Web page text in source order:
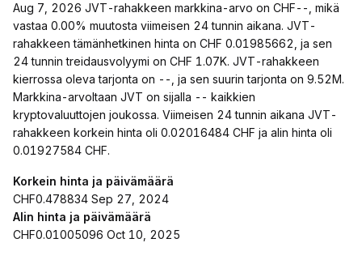
Aug 7, 2026 JVT-rahakkeen markkina-arvo on CHF--, mikä
vastaa 0.00% muutosta viimeisen 24 tunnin aikana. JVT-
rahakkeen tämänhetkinen hinta on CHF 0.01985662, ja sen
24 tunnin treidausvolyymi on CHF 1.07K. JVT-rahakkeen
kierrossa oleva tarjonta on --, ja sen suurin tarjonta on 9.52M.
Markkina-arvoltaan JVT on sijalla -- kaikkien
kryptovaluuttojen joukossa. Viimeisen 24 tunnin aikana JVT-
rahakkeen korkein hinta oli 0.02016484 CHF ja alin hinta oli
0.01927584 CHF.
Korkein hinta ja päivämäärä
CHF0.478834 Sep 27, 2024
Alin hinta ja päivämäärä
CHF0.01005096 Oct 10, 2025